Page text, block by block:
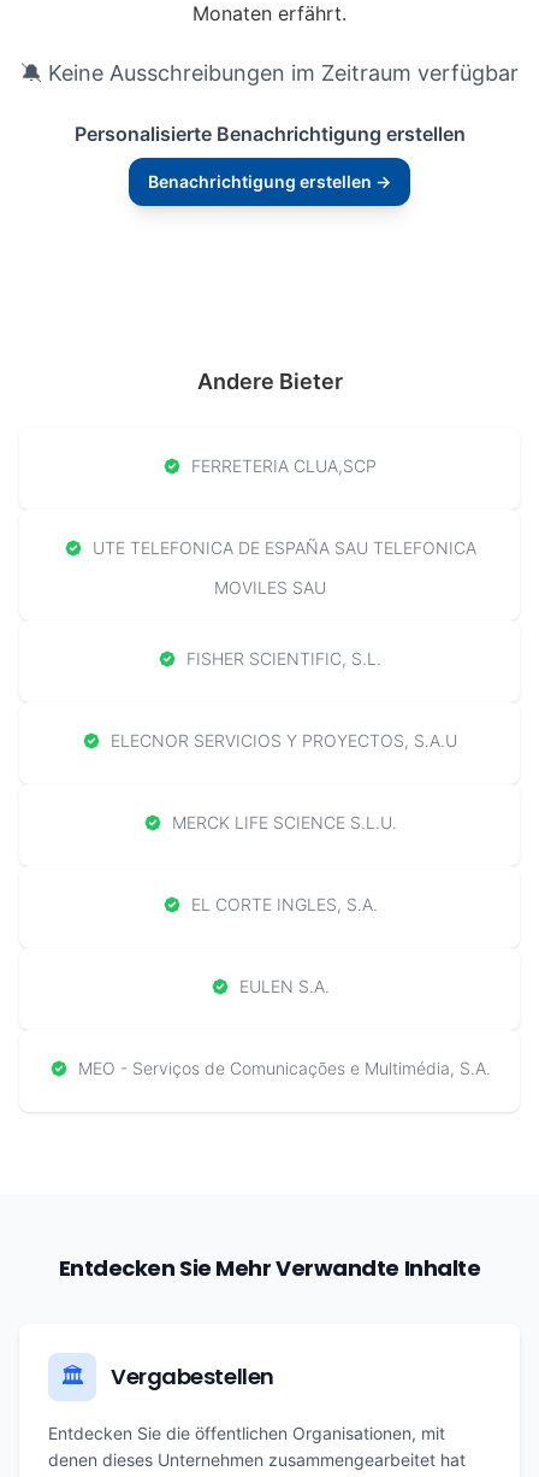
Monaten erfährt.
🔕 Keine Ausschreibungen im Zeitraum verfügbar
Personalisierte Benachrichtigung erstellen
Benachrichtigung erstellen →
Andere Bieter
FERRETERIA CLUA,SCP
UTE TELEFONICA DE ESPAÑA SAU TELEFONICA
MOVILES SAU
FISHER SCIENTIFIC, S.L.
ELECNOR SERVICIOS Y PROYECTOS, S.A.U
MERCK LIFE SCIENCE S.L.U.
EL CORTE INGLES, S.A.
EULEN S.A.
MEO - Serviços de Comunicações e Multimédia, S.A.
Entdecken Sie Mehr Verwandte Inhalte
🏛️ Vergabestellen
Entdecken Sie die öffentlichen Organisationen, mit
denen dieses Unternehmen zusammengearbeitet hat